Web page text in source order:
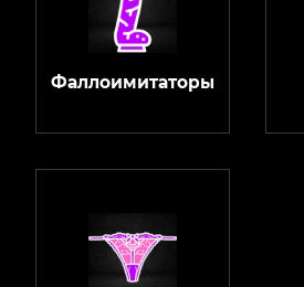
Фаллоимитаторы